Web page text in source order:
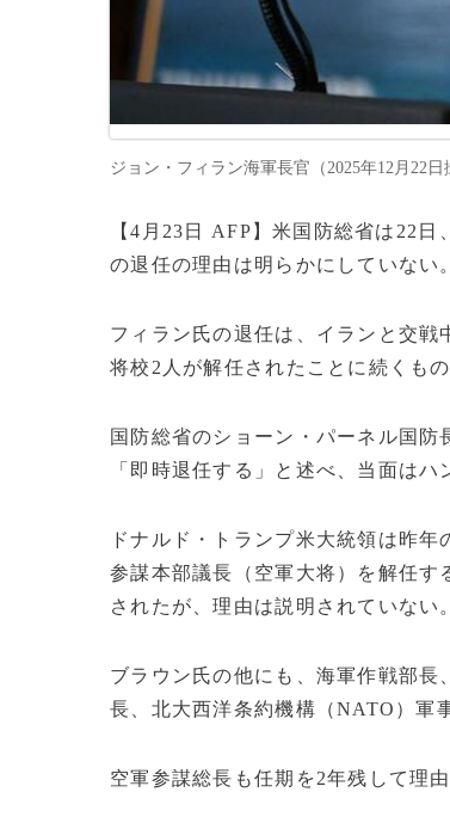
ジョン・フィラン海軍長官（2025年12月22
【4月23日 AFP】米国防総省は22
の退任の理由は明らかにしていない。
フィラン氏の退任は、イランと交
将校2人が解任されたことに続くもの
国防総省のショーン・パーネル国
「即時退任する」と述べ、当面は
ドナルド・トランプ米大統領は昨
参謀本部議長（空軍大将）を解任す
されたが、理由は説明されていない。
ブラウン氏の他にも、海軍作戦部
長、北大西洋条約機構（NATO）軍
空軍参謀総長も任期を2年残して理